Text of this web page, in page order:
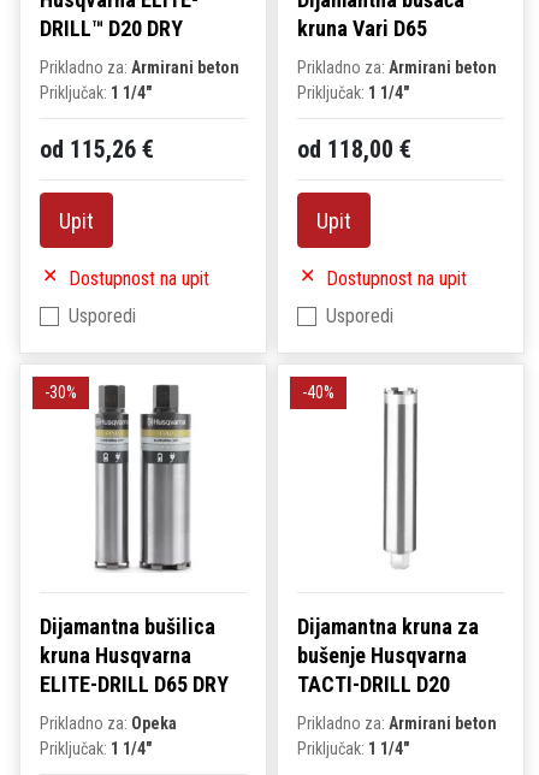
DRILL™ D20 DRY
Prikladno za: Armirani beton
Priključak: 1 1/4"
od 115,26 €
Upit
Dostupnost na upit
Usporedi
kruna Vari D65
Prikladno za: Armirani beton
Priključak: 1 1/4"
od 118,00 €
Upit
Dostupnost na upit
Usporedi
Dijamantna bušilica
kruna Husqvarna
ELITE-DRILL D65 DRY
Prikladno za: Opeka
Priključak: 1 1/4"
-30%
Dijamantna kruna za
bušenje Husqvarna
TACTI-DRILL D20
Prikladno za: Armirani beton
Priključak: 1 1/4"
-40%